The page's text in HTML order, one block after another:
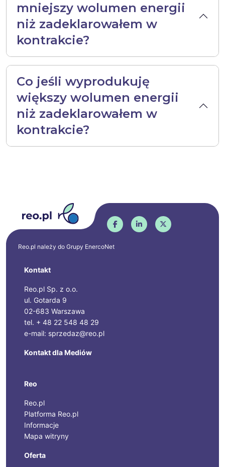
mniejszy wolumen energii
niż zadeklarowałem w
kontrakcie?
Co jeśli wyprodukuję
większy wolumen energii
niż zadeklarowałem w
kontrakcie?
Reo.pl należy do Grupy EnercoNet
Kontakt
Reo.pl Sp. z o.o.
ul. Gotarda 9
02-683 Warszawa
tel. + 48 22 548 48 29
e-mail: sprzedaz@reo.pl
Kontakt dla Mediów
Reo
Reo.pl
Platforma Reo.pl
Informacje
Mapa witryny
Oferta